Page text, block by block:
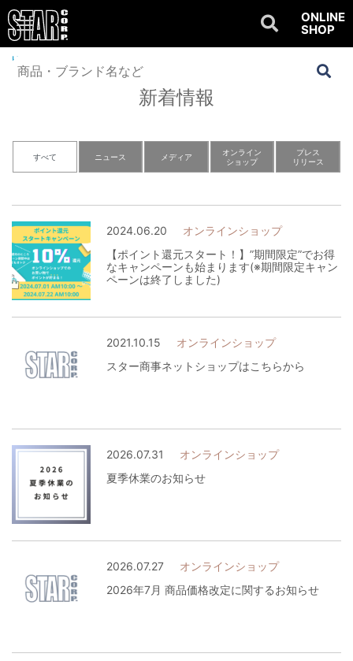
ONLINE
SHOP
Home
新着情報
すべて ニュース メディア
オンライン
ショップ
プレス
リリース
2024.06.20
オンラインショップ
【ポイント還元スタート！】”期間限定”でお得
なキャンペーンも始まります(※期間限定キャン
ペーンは終了しました)
2021.10.15
オンラインショップ
スター商事ネットショップはこちらから
2026.07.31
オンラインショップ
夏季休業のお知らせ
2026.07.27
オンラインショップ
2026年7月 商品価格改定に関するお知らせ